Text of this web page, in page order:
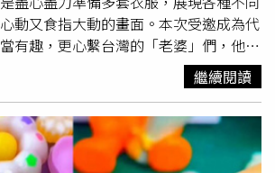
扣後滿1,200元，按讚官方FB、IG，並
好友與綁定會員，即可獲得限量粉嫩好
為止。另外即日起藏壽司也推出5款期
含營養價值豐富的「蒜香辣油白子海苔
酥脆狹鱈佐塔塔醬（一貫）」、肉質軟
司」，以及頗獲好評的「醬煮花蛤軍
（一貫）」，準備好要征服老饕們的味
動。環境部資源循環署長賴瑩瑩補充，
賣場塑膠包膜、網購及食品包裝等塑膠
習慣，較難馬上改變，故未來提出的新
範減塑及推廣替代塑膠的製品，例如建
少賣場塑膠袋及包裝數量。
動又食指大動的畫面。本次受邀成為代
有趣，更心繫台灣的「老婆」們，他表
經常來，但透過這次7-ELEVEN的廣
留在大家身邊，所以覺得很開心。如果
透過廣告看看我們的樣子，這樣我們也
常感謝這次也能與大家一起。」銀赫則
超商，「現在能這樣拍攝7-ELEVEN的
繼續閱讀